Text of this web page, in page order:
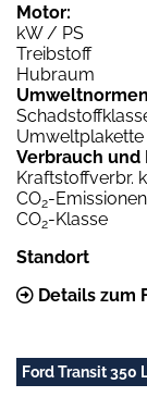
Motor:
kW / PS
Treibstoff
Hubraum
Umweltplakette
Verbrauch und
Kraftstoffverbr.
CO2-
CO2-Klasse
Standort
Details zum
Ford Transit 350